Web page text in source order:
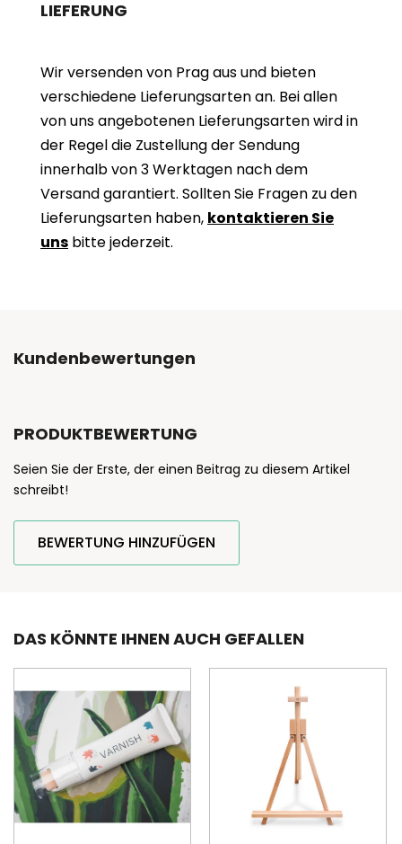
LIEFERUNG
Wir versenden von Prag aus und bieten
verschiedene Lieferungsarten an. Bei allen
von uns angebotenen Lieferungsarten wird in
der Regel die Zustellung der Sendung
innerhalb von 3 Werktagen nach dem
Versand garantiert. Sollten Sie Fragen zu den
Lieferungsarten haben, kontaktieren Sie
uns bitte jederzeit.
Kundenbewertungen
PRODUKTBEWERTUNG
Seien Sie der Erste, der einen Beitrag zu diesem Artikel
schreibt!
BEWERTUNG HINZUFÜGEN
DAS KÖNNTE IHNEN AUCH GEFALLEN